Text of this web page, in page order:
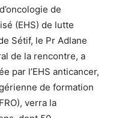
de
(EHS) de lutte
Sétif, le Pr Adlane
de la rencontre, a
par l’EHS anticancer,
de formation
verra la